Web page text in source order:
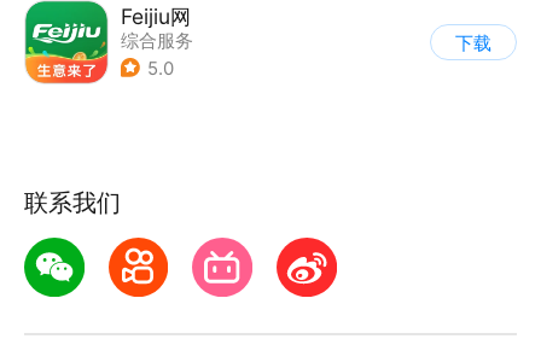
Feijiu网
综合服务
5.0
下载
联系我们